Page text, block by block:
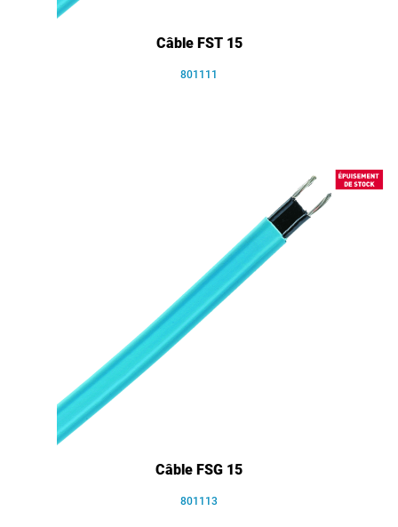
Câble FST 15
801111
Câble FSG 15
801113